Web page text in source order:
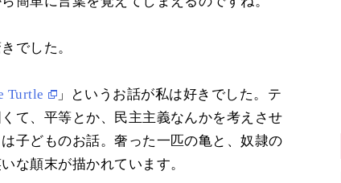
でした。
Turtle
」というお話が私は好きでした。テ
て、平等とか、民主主義なんかを考えさせ
子どものお話。奢った一匹の亀と、奴隷の
な顛末が描かれています。